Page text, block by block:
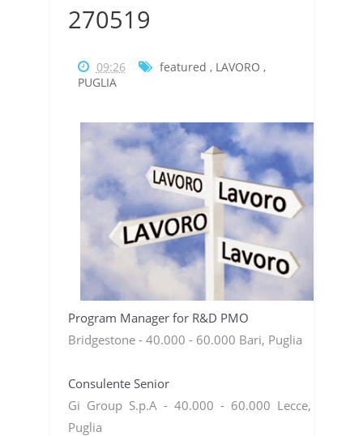
270519
09:26 featured , LAVORO ,
PUGLIA
Program Manager for R&D PMO
Bridgestone - 40.000 - 60.000 Bari, Puglia
Consulente Senior
Gi Group S.p.A - 40.000 - 60.000 Lecce,
Puglia